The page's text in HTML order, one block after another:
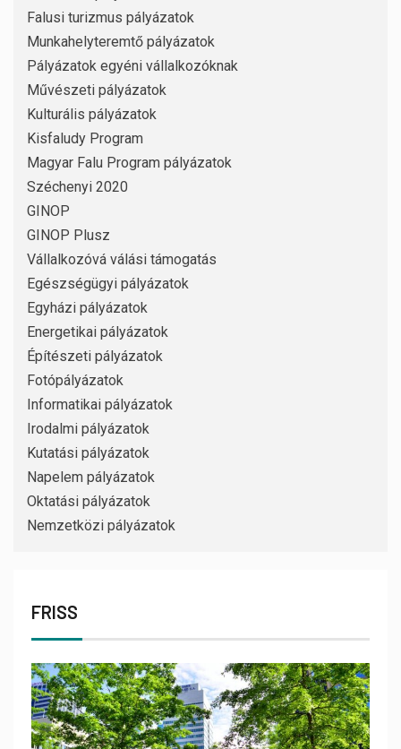
Falusi turizmus pályázatok
Munkahelyteremtő pályázatok
Pályázatok egyéni vállalkozóknak
Művészeti pályázatok
Kulturális pályázatok
Kisfaludy Program
Magyar Falu Program pályázatok
Széchenyi 2020
GINOP
GINOP Plusz
Vállalkozóvá válási támogatás
Egészségügyi pályázatok
Egyházi pályázatok
Energetikai pályázatok
Építészeti pályázatok
Fotópályázatok
Informatikai pályázatok
Irodalmi pályázatok
Kutatási pályázatok
Napelem pályázatok
Oktatási pályázatok
Nemzetközi pályázatok
FRISS